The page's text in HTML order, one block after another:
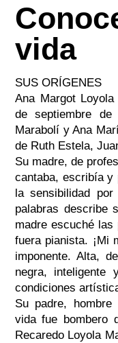
vida
SUS ORÍGENES
Ana Margot
de septiembre
Marabolí y Ana
de Ruth Estela,
Su madre, de
cantaba, escribía y
la sensibilidad
palabras describe
madre escuché
fuera pianista. ¡Mi
imponente. Alta,
negra, inteligente
condiciones
Su padre,
vida fue bombero
Recaredo Loyola